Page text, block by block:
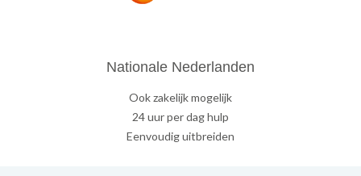
Nationale Nederlanden
Ook zakelijk mogelijk
24 uur per dag hulp
Eenvoudig uitbreiden